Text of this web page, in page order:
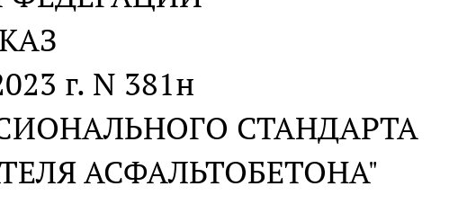
г. N 381н
СТАНДАРТА
АСФАЛЬТОБЕТОНА"